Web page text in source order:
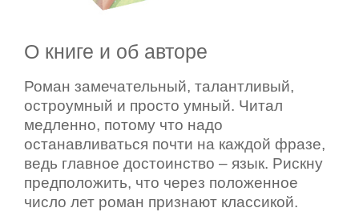
О книге и об авторе
Роман замечательный, талантливый,
остроумный и просто умный. Читал
медленно, потому что надо
останавливаться почти на каждой фразе,
ведь главное достоинство – язык. Рискну
предположить, что через положенное
число лет роман признают классикой.